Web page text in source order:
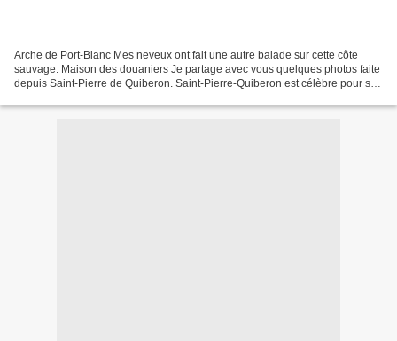
Arche de Port-Blanc Mes neveux ont fait une autre balade sur cette côte
sauvage. Maison des douaniers Je partage avec vous quelques photos faite
depuis Saint-Pierre de Quiberon. Saint-Pierre-Quiberon est célèbre pour sa